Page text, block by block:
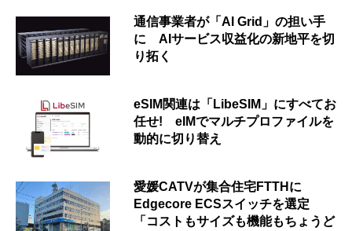
通信事業者が「AI Grid」の担い手
に AIサービス収益化の新地平を切
り拓く
eSIM関連は「LibeSIM」にすべてお
任せ! eIMでマルチプロファイルを
動的に切り替え
愛媛CATVが集合住宅FTTHに
Edgecore ECSスイッチを選定
「コストもサイズも機能もちょうど